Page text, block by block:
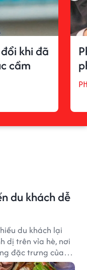
khi đã
cầm
du khách dễ
du khách lại
dị trên vỉa hè, nơi
đặc trưng của